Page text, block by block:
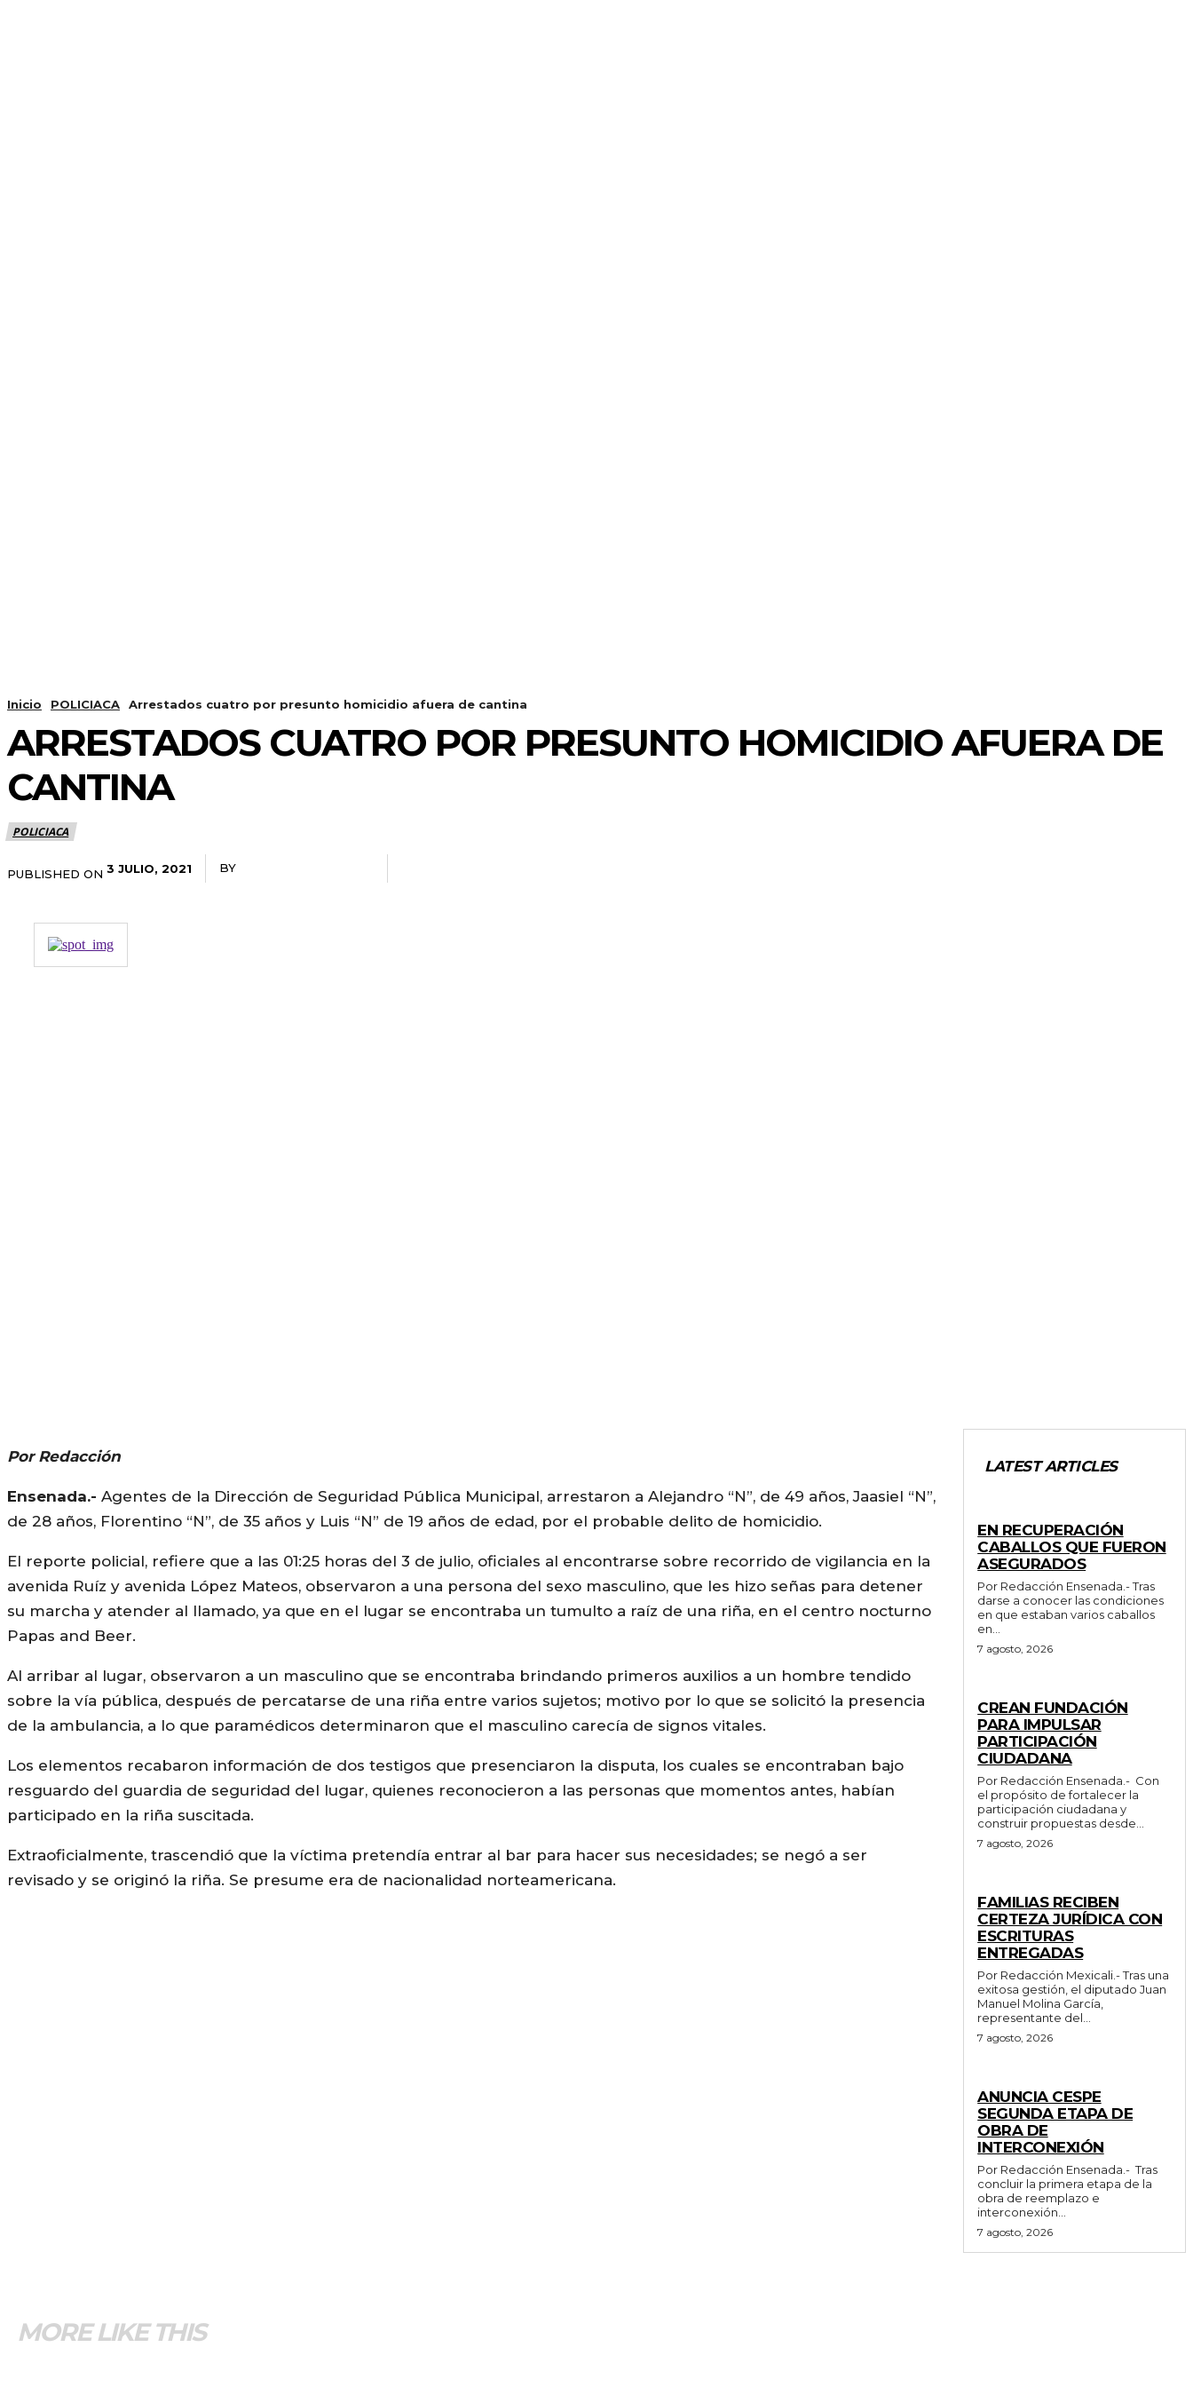
Inicio POLICIACA Arrestados cuatro por presunto homicidio afuera de cantina
ARRESTADOS CUATRO POR PRESUNTO HOMICIDIO AFUERA DE
CANTINA
POLICIACA
PUBLISHED ON 3 JULIO, 2021 BY
Por Redacción
Ensenada.- Agentes de la Dirección de Seguridad Pública Municipal, arrestaron a Alejandro “N”, de 49 años, Jaasiel “N”,
de 28 años, Florentino “N”, de 35 años y Luis “N” de 19 años de edad, por el probable delito de homicidio.
El reporte policial, refiere que a las 01:25 horas del 3 de julio, oficiales al encontrarse sobre recorrido de vigilancia en la
avenida Ruíz y avenida López Mateos, observaron a una persona del sexo masculino, que les hizo señas para detener
su marcha y atender al llamado, ya que en el lugar se encontraba un tumulto a raíz de una riña, en el centro nocturno
Papas and Beer.
Al arribar al lugar, observaron a un masculino que se encontraba brindando primeros auxilios a un hombre tendido
sobre la vía pública, después de percatarse de una riña entre varios sujetos; motivo por lo que se solicitó la presencia
de la ambulancia, a lo que paramédicos determinaron que el masculino carecía de signos vitales.
Los elementos recabaron información de dos testigos que presenciaron la disputa, los cuales se encontraban bajo
resguardo del guardia de seguridad del lugar, quienes reconocieron a las personas que momentos antes, habían
participado en la riña suscitada.
Extraoficialmente, trascendió que la víctima pretendía entrar al bar para hacer sus necesidades; se negó a ser
revisado y se originó la riña. Se presume era de nacionalidad norteamericana.
LATEST ARTICLES
EN RECUPERACIÓN
CABALLOS QUE FUERON
ASEGURADOS
Por Redacción Ensenada.- Tras
darse a conocer las condiciones
en que estaban varios caballos
en...
7 agosto, 2026
CREAN FUNDACIÓN
PARA IMPULSAR
PARTICIPACIÓN
CIUDADANA
Por Redacción Ensenada.- Con
el propósito de fortalecer la
participación ciudadana y
construir propuestas desde...
7 agosto, 2026
FAMILIAS RECIBEN
CERTEZA JURÍDICA CON
ESCRITURAS
ENTREGADAS
Por Redacción Mexicali.- Tras una
exitosa gestión, el diputado Juan
Manuel Molina García,
representante del...
7 agosto, 2026
ANUNCIA CESPE
SEGUNDA ETAPA DE
OBRA DE
INTERCONEXIÓN
Por Redacción Ensenada.- Tras
concluir la primera etapa de la
obra de reemplazo e
interconexión...
7 agosto, 2026
MORE LIKE THIS